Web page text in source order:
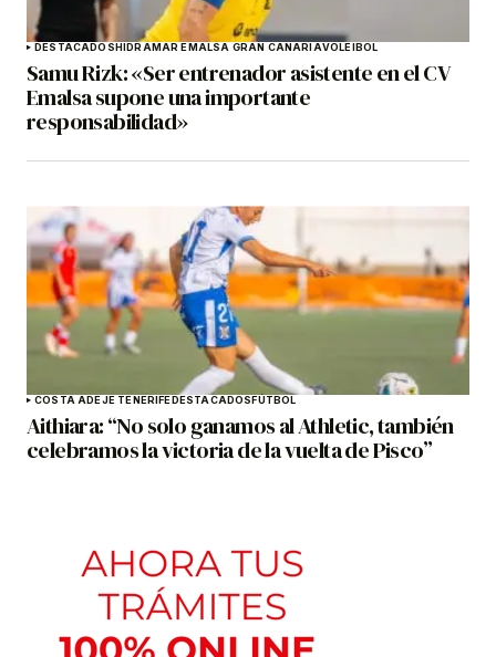
DESTACADOS HIDRAMAR EMALSA GRAN CANARIAVOLEIBOL
Samu Rizk: «Ser entrenador asistente en el CV
Emalsa supone una importante
responsabilidad»
COSTA ADEJE TENERIFE DESTACADOS FÚTBOL
Aithiara: “No solo ganamos al Athletic, también
celebramos la victoria de la vuelta de Pisco”